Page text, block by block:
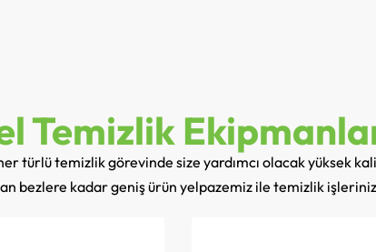
Temizlik
türlü temizlik görevinde size yardımcı olacak yüksek
bezlere kadar geniş ürün yelpazemiz ile temizlik